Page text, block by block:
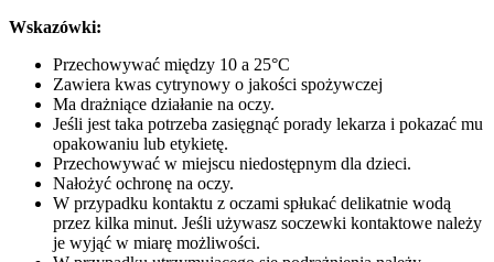
Wskazówki:
Przechowywać między 10 a 25°C
Zawiera kwas cytrynowy o jakości spożywczej
Ma drażniące działanie na oczy.
Jeśli jest taka potrzeba zasięgnąć porady lekarza i pokazać mu
opakowaniu lub etykietę.
Przechowywać w miejscu niedostępnym dla dzieci.
Nałożyć ochronę na oczy.
W przypadku kontaktu z oczami spłukać delikatnie wodą
przez kilka minut. Jeśli używasz soczewki kontaktowe należy
je wyjąć w miarę możliwości.